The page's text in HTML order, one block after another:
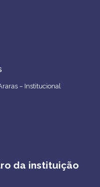
– Institucional
da instituição